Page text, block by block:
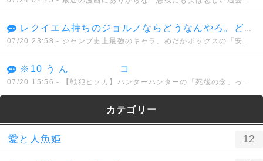
レクイエム持ちのジョルノならどうなんやろ。どんな能力を持とうと真実に到達できないでなんとか、、、
07/20 23:58 - ジャンプ史上最強のキャラ、めだかボックスの「安心院なじみ」に決まってしまう。。。
※10 う ん コ
07/20 15:56 - 【戦犯ヒソカ】ハンターハンターの「死後の念」って正直設定ミスだよな？
カテゴリー
愛と人魚姫 12